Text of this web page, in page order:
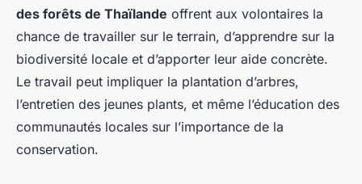
des forêts de Thaïlande offrent aux volontaires la
chance de travailler sur le terrain, d’apprendre sur la
biodiversité locale et d’apporter leur aide concrète.
Le travail peut impliquer la plantation d’arbres,
l’entretien des jeunes plants, et même l’éducation des
communautés locales sur l’importance de la
conservation.